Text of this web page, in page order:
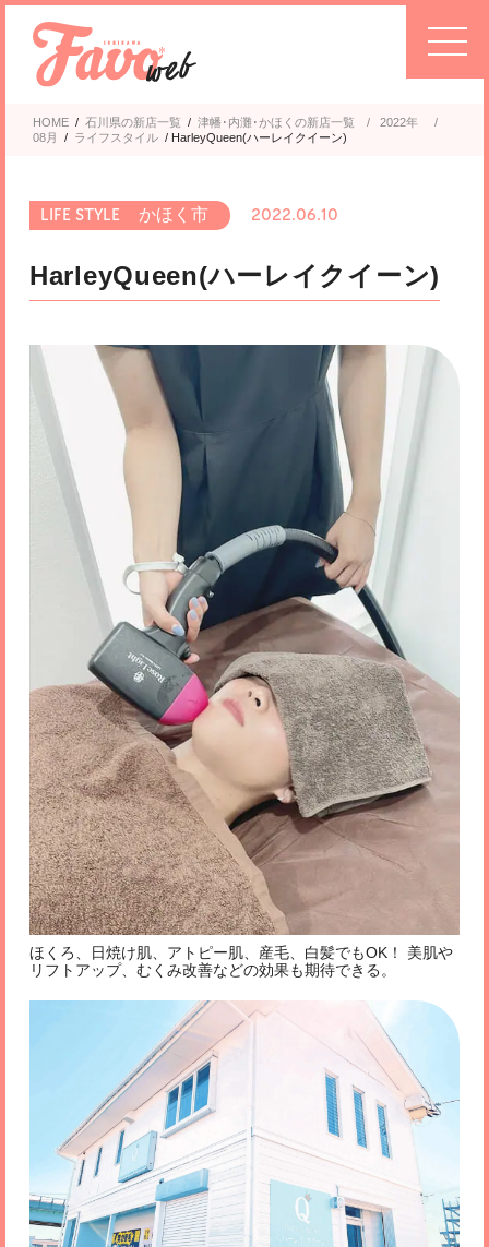
HOME / 石川県の新店一覧 / 津幡･内灘･かほく 2022年
/
08月
/ ライフスタイル / HarleyQueen(ハーレイクイーン)
かほく市 2022.06.10
HarleyQueen(ハーレイクイーン)
ほくろ、日焼け肌、アトピー肌、産毛、白髪でもOK！ 美肌や
リフトアップ、むくみ改善などの効果も期待できる。